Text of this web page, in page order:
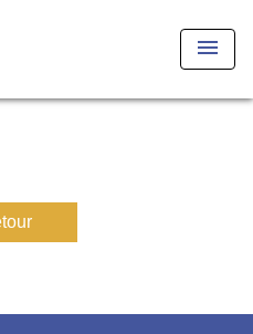
menu